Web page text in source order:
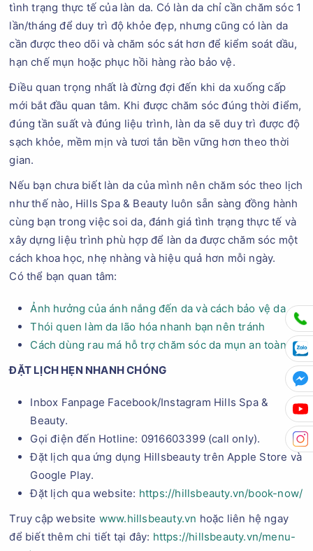
tình trạng thực tế của làn da. Có làn da chỉ cần chăm sóc 1
lần/tháng để duy trì độ khỏe đẹp, nhưng cũng có làn da
cần được theo dõi và chăm sóc sát hơn để kiểm soát dầu,
hạn chế mụn hoặc phục hồi hàng rào bảo vệ.
Điều quan trọng nhất là đừng đợi đến khi da xuống cấp
mới bắt đầu quan tâm. Khi được chăm sóc đúng thời điểm,
đúng tần suất và đúng liệu trình, làn da sẽ duy trì được độ
sạch khỏe, mềm mịn và tươi tắn bền vững hơn theo thời
gian.
Nếu bạn chưa biết làn da của mình nên chăm sóc theo lịch
như thế nào, Hills Spa & Beauty luôn sẵn sàng đồng hành
cùng bạn trong việc soi da, đánh giá tình trạng thực tế và
xây dựng liệu trình phù hợp để làn da được chăm sóc một
cách khoa học, nhẹ nhàng và hiệu quả hơn mỗi ngày.
Có thể bạn quan tâm:
Ảnh hưởng của ánh nắng đến da và cách bảo vệ da
Thói quen làm da lão hóa nhanh bạn nên tránh
Cách dùng rau má hỗ trợ chăm sóc da mụn an toàn
ĐẶT LỊCH HẸN NHANH CHÓNG
Inbox Fanpage Facebook/Instagram Hills Spa &
Beauty.
Gọi điện đến Hotline: 0916603399 (call only).
Đặt lịch qua ứng dụng Hillsbeauty trên Apple Store và
Google Play.
Đặt lịch qua website: https://hillsbeauty.vn/book-now/
Truy cập website www.hillsbeauty.vn hoặc liên hệ ngay
để biết thêm chi tiết tại đây: https://hillsbeauty.vn/menu-